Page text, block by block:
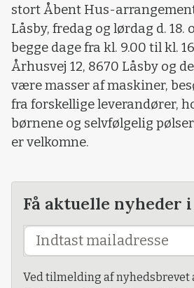
stort Åbent Hus-
Låsby, fredag og lørdag d. 18.
begge dage fra kl. 9.00 til kl.
Århusvej 12, 8670 Låsby og
være masser af maskiner,
fra forskellige leverandører,
børnene og selvfølgelig
er velkomne.
Få aktuelle nyheder
Ved tilmelding af nyhedsbrevet